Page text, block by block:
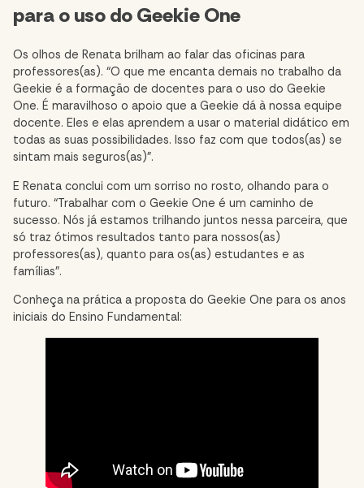
para o uso do Geekie One
Os olhos de Renata brilham ao falar das oficinas para
professores(as). “O que me encanta demais no trabalho da
Geekie é a formação de docentes para o uso do Geekie
One. É maravilhoso o apoio que a Geekie dá à nossa equipe
docente. Eles e elas aprendem a usar o material didático em
todas as suas possibilidades. Isso faz com que todos(as) se
sintam mais seguros(as)”.
E Renata conclui com um sorriso no rosto, olhando para o
futuro. “Trabalhar com o Geekie One é um caminho de
sucesso. Nós já estamos trilhando juntos nessa parceira, que
só traz ótimos resultados tanto para nossos(as)
professores(as), quanto para os(as) estudantes e as
famílias”.
Conheça na prática a proposta do Geekie One para os anos
iniciais do Ensino Fundamental: